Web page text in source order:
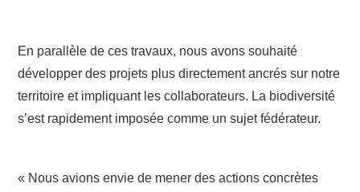
En parallèle de ces travaux, nous avons souhaité
développer des projets plus directement ancrés sur notre
territoire et impliquant les collaborateurs. La biodiversité
s’est rapidement imposée comme un sujet fédérateur.
« Nous avions envie de mener des actions concrètes